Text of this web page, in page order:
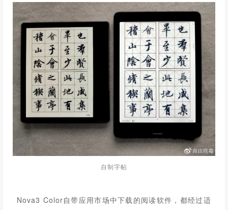
自制字帖
Nova3 Color自带应用市场中下载的阅读软件，都经过适